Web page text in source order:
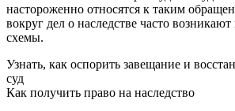
настороженно относятся к таким
вокруг дел о наследстве часто
схемы.
Узнать, как оспорить завещание и
суд
Как получить право на наследство